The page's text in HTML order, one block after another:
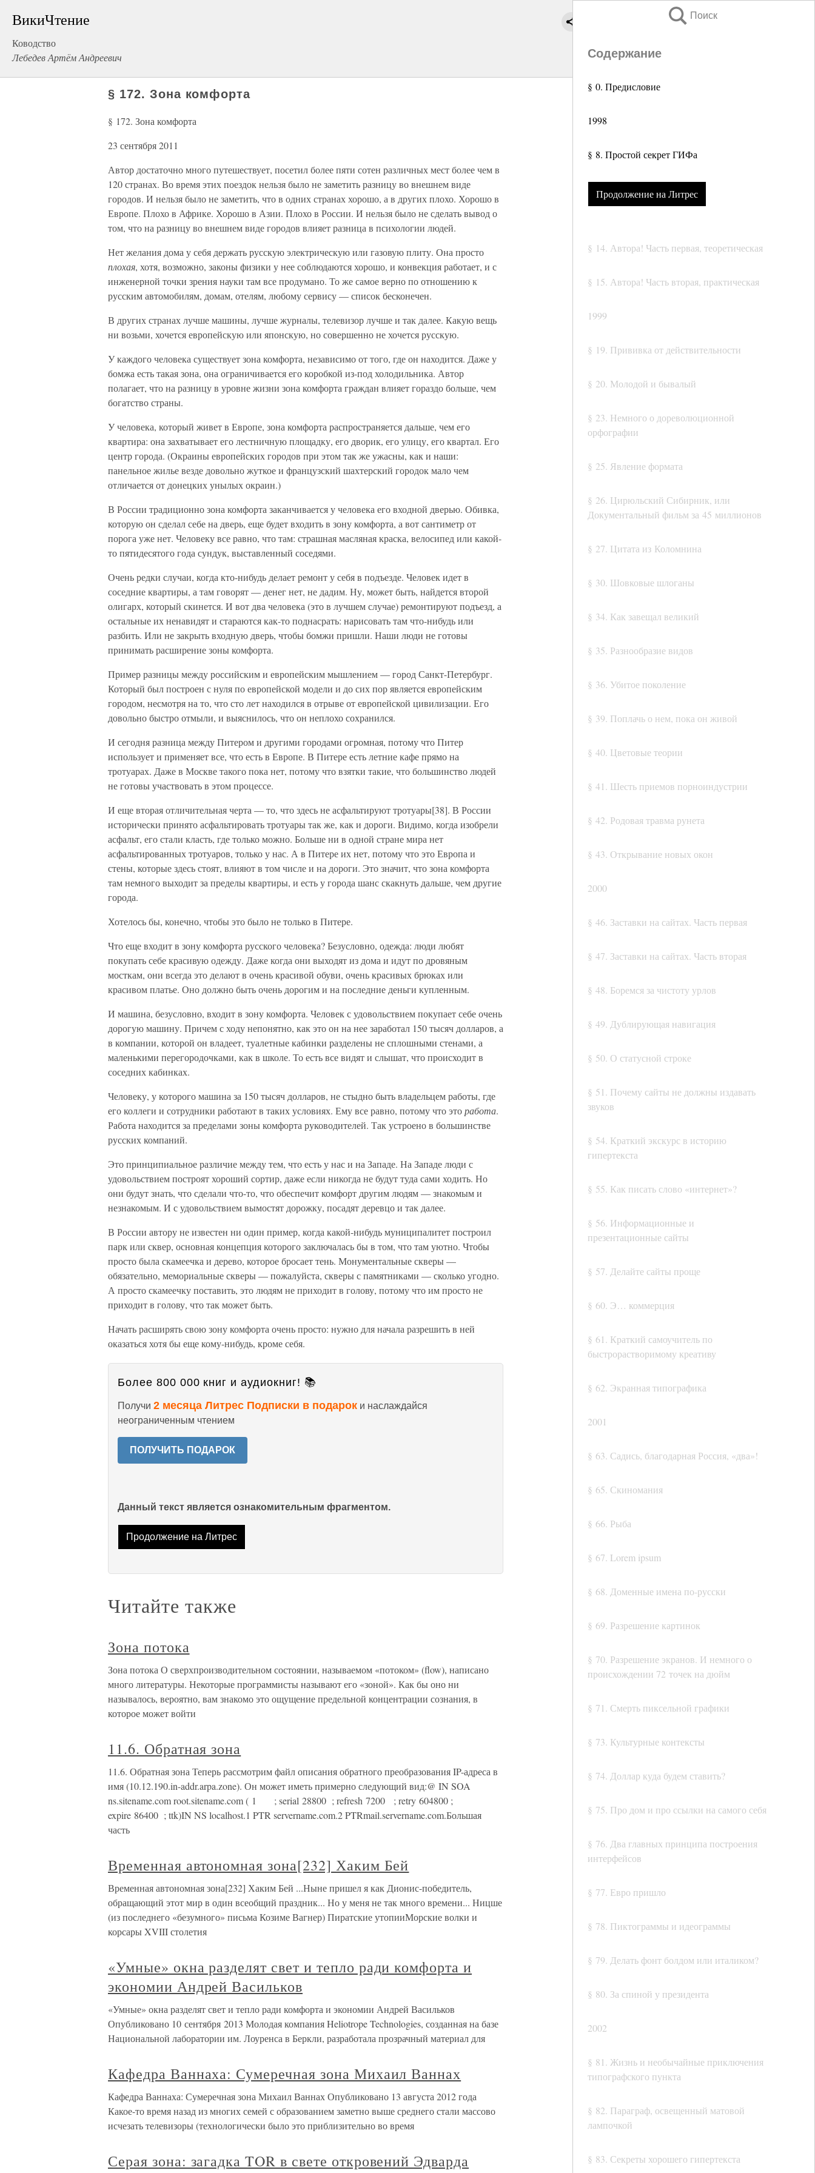
ВикиЧтение
Ководство
Лебедев Артём Андреевич
Поиск
Содержание
§ 0. Предисловие
1998
§ 8. Простой секрет ГИФа
Продолжение на Литрес
§ 14. Автора! Часть первая, теоретическая
§ 15. Автора! Часть вторая, практическая
1999
§ 19. Прививка от действительности
§ 20. Молодой и бывалый
§ 23. Немного о дореволюционной
орфографии
§ 25. Явление формата
§ 26. Цирюльский Сибирник, или
Документальный фильм за 45 миллионов
§ 27. Цитата из Коломнина
§ 30. Шовковые шлоганы
§ 34. Как завещал великий
§ 35. Разнообразие видов
§ 36. Убитое поколение
§ 39. Поплачь о нем, пока он живой
§ 40. Цветовые теории
§ 41. Шесть приемов порноиндустрии
§ 42. Родовая травма рунета
§ 43. Открывание новых окон
2000
§ 46. Заставки на сайтах. Часть первая
§ 47. Заставки на сайтах. Часть вторая
§ 48. Боремся за чистоту урлов
§ 49. Дублирующая навигация
§ 50. О статусной строке
§ 51. Почему сайты не должны издавать
звуков
§ 54. Краткий экскурс в историю
гипертекста
§ 55. Как писать слово «интернет»?
§ 56. Информационные и
презентационные сайты
§ 57. Делайте сайты проще
§ 60. Э… коммерция
§ 61. Краткий самоучитель по
быстрорастворимому креативу
§ 62. Экранная типографика
2001
§ 63. Садись, благодарная Россия, «два»!
§ 65. Скиномания
§ 66. Рыба
§ 67. Lorem ipsum
§ 68. Доменные имена по-русски
§ 69. Разрешение картинок
§ 70. Разрешение экранов. И немного о
происхождении 72 точек на дюйм
§ 71. Смерть пиксельной графики
§ 73. Культурные контексты
§ 74. Доллар куда будем ставить?
§ 75. Про дом и про ссылки на самого себя
§ 76. Два главных принципа построения
интерфейсов
§ 77. Евро пришло
§ 78. Пиктограммы и идеограммы
§ 79. Делать фонт болдом или италиком?
§ 80. За спиной у президента
2002
§ 81. Жизнь и необычайные приключения
типографского пункта
§ 82. Параграф, освещенный матовой
лампочкой
§ 83. Секреты хорошего гипертекста
§ 172. Зона комфорта
§ 172. Зона комфорта
23 сентября 2011
Автор достаточно много путешествует, посетил более пяти сотен различных мест более чем в
120 странах. Во время этих поездок нельзя было не заметить разницу во внешнем виде
городов. И нельзя было не заметить, что в одних странах хорошо, а в других плохо. Хорошо в
Европе. Плохо в Африке. Хорошо в Азии. Плохо в России. И нельзя было не сделать вывод о
том, что на разницу во внешнем виде городов влияет разница в психологии людей.
Нет желания дома у себя держать русскую электрическую или газовую плиту. Она просто
плохая, хотя, возможно, законы физики у нее соблюдаются хорошо, и конвекция работает, и с
инженерной точки зрения науки там все продумано. То же самое верно по отношению к
русским автомобилям, домам, отелям, любому сервису — список бесконечен.
В других странах лучше машины, лучше журналы, телевизор лучше и так далее. Какую вещь
ни возьми, хочется европейскую или японскую, но совершенно не хочется русскую.
У каждого человека существует зона комфорта, независимо от того, где он находится. Даже у
бомжа есть такая зона, она ограничивается его коробкой из-под холодильника. Автор
полагает, что на разницу в уровне жизни зона комфорта граждан влияет гораздо больше, чем
богатство страны.
У человека, который живет в Европе, зона комфорта распространяется дальше, чем его
квартира: она захватывает его лестничную площадку, его дворик, его улицу, его квартал. Его
центр города. (Окраины европейских городов при этом так же ужасны, как и наши:
панельное жилье везде довольно жуткое и французский шахтерский городок мало чем
отличается от донецких унылых окраин.)
В России традиционно зона комфорта заканчивается у человека его входной дверью. Обивка,
которую он сделал себе на дверь, еще будет входить в зону комфорта, а вот сантиметр от
порога уже нет. Человеку все равно, что там: страшная масляная краска, велосипед или какой-
то пятидесятого года сундук, выставленный соседями.
Очень редки случаи, когда кто-нибудь делает ремонт у себя в подъезде. Человек идет в
соседние квартиры, а там говорят — денег нет, не дадим. Ну, может быть, найдется второй
олигарх, который скинется. И вот два человека (это в лучшем случае) ремонтируют подъезд, а
остальные их ненавидят и стараются как-то поднасрать: нарисовать там что-нибудь или
разбить. Или не закрыть входную дверь, чтобы бомжи пришли. Наши люди не готовы
принимать расширение зоны комфорта.
Пример разницы между российским и европейским мышлением — город Санкт-Петербург.
Который был построен с нуля по европейской модели и до сих пор является европейским
городом, несмотря на то, что сто лет находился в отрыве от европейской цивилизации. Его
довольно быстро отмыли, и выяснилось, что он неплохо сохранился.
И сегодня разница между Питером и другими городами огромная, потому что Питер
использует и применяет все, что есть в Европе. В Питере есть летние кафе прямо на
тротуарах. Даже в Москве такого пока нет, потому что взятки такие, что большинство людей
не готовы участвовать в этом процессе.
И еще вторая отличительная черта — то, что здесь не асфальтируют тротуары[38]. В России
исторически принято асфальтировать тротуары так же, как и дороги. Видимо, когда изобрели
асфальт, его стали класть, где только можно. Больше ни в одной стране мира нет
асфальтированных тротуаров, только у нас. А в Питере их нет, потому что это Европа и
стены, которые здесь стоят, влияют в том числе и на дороги. Это значит, что зона комфорта
там немного выходит за пределы квартиры, и есть у города шанс скакнуть дальше, чем другие
города.
Хотелось бы, конечно, чтобы это было не только в Питере.
Что еще входит в зону комфорта русского человека? Безусловно, одежда: люди любят
покупать себе красивую одежду. Даже когда они выходят из дома и идут по дровяным
мосткам, они всегда это делают в очень красивой обуви, очень красивых брюках или
красивом платье. Оно должно быть очень дорогим и на последние деньги купленным.
И машина, безусловно, входит в зону комфорта. Человек с удовольствием покупает себе очень
дорогую машину. Причем с ходу непонятно, как это он на нее заработал 150 тысяч долларов, а
в компании, которой он владеет, туалетные кабинки разделены не сплошными стенами, а
маленькими перегородочками, как в школе. То есть все видят и слышат, что происходит в
соседних кабинках.
Человеку, у которого машина за 150 тысяч долларов, не стыдно быть владельцем работы, где
его коллеги и сотрудники работают в таких условиях. Ему все равно, потому что эторабота.
Работа находится за пределами зоны комфорта руководителей. Так устроено в большинстве
русских компаний.
Это принципиальное различие между тем, что есть у нас и на Западе. На Западе люди с
удовольствием построят хороший сортир, даже если никогда не будут туда сами ходить. Но
они будут знать, что сделали что-то, что обеспечит комфорт другим людям — знакомым и
незнакомым. И с удовольствием вымостят дорожку, посадят деревцо и так далее.
В России автору не известен ни один пример, когда какой-нибудь муниципалитет построил
парк или сквер, основная концепция которого заключалась бы в том, что там уютно. Чтобы
просто была скамеечка и дерево, которое бросает тень. Монументальные скверы —
обязательно, мемориальные скверы — пожалуйста, скверы с памятниками — сколько угодно.
А просто скамеечку поставить, это людям не приходит в голову, потому что им просто не
приходит в голову, что так может быть.
Начать расширять свою зону комфорта очень просто: нужно для начала разрешить в ней
оказаться хотя бы еще кому-нибудь, кроме себя.
Более 800 000 книг и аудиокниг! 📚
Получи 2 месяца Литрес Подписки в подарок и наслаждайся
неограниченным чтением
ПОЛУЧИТЬ ПОДАРОК
Данный текст является ознакомительным фрагментом.
Продолжение на Литрес
Читайте также
Зона потока
Зона потока О сверхпроизводительном состоянии, называемом «потоком» (flow), написано
много литературы. Некоторые программисты называют его «зоной». Как бы оно ни
называлось, вероятно, вам знакомо это ощущение предельной концентрации сознания, в
которое может войти
11.6. Обратная зона
11.6. Обратная зона Теперь рассмотрим файл описания обратного преобразования IP-адреса в
имя (10.12.190.in-addr.arpa.zone). Он может иметь примерно следующий вид:@ IN SOA
ns.sitename.com root.sitename.com ( 1 ; serial 28800 ; refresh 7200 ; retry 604800 ;
expire 86400 ; ttk)IN NS localhost.1 PTR servername.com.2 PTRmail.servername.com.Большая
часть
Временная автономная зона[232] Хаким Бей
Временная автономная зона[232] Хаким Бей ...Ныне пришел я как Дионис-победитель,
обращающий этот мир в один всеобщий праздник... Но у меня не так много времени... Ницше
(из последнего «безумного» письма Козиме Вагнер) Пиратские утопииМорские волки и
корсары XVIII столетия
«Умные» окна разделят свет и тепло ради комфорта и
экономии Андрей Васильков
«Умные» окна разделят свет и тепло ради комфорта и экономии Андрей Васильков
Опубликовано 10 сентября 2013 Молодая компания Heliotrope Technologies, созданная на базе
Национальной лаборатории им. Лоуренса в Беркли, разработала прозрачный материал для
Кафедра Ваннаха: Сумеречная зона Михаил Ваннах
Кафедра Ваннаха: Сумеречная зона Михаил Ваннах Опубликовано 13 августа 2012 года
Какое-то время назад из многих семей с образованием заметно выше среднего стали массово
исчезать телевизоры (технологически было это приблизительно во время
Серая зона: загадка TOR в свете откровений Эдварда